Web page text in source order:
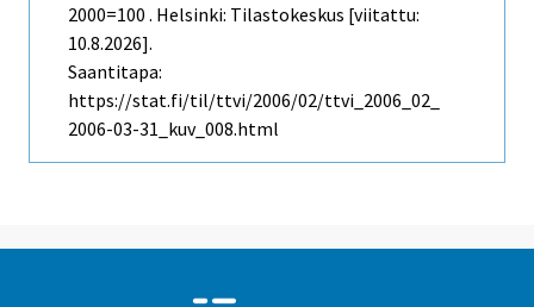
2000=100 . Helsinki: Tilastokeskus [viitattu:
10.8.2026].
Saantitapa:
https://stat.fi/til/ttvi/2006/02/ttvi_2006_02_
2006-03-31_kuv_008.html